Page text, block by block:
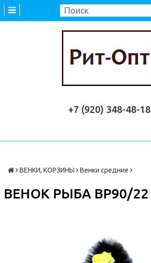
+7 (920) 348-48-18
ВЕНКИ, КОРЗИНЫ Венки средние
ВЕНОК РЫБА ВР90/22